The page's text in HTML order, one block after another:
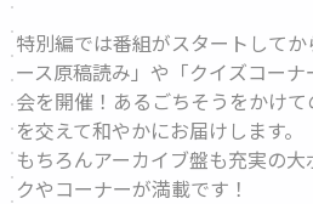
特別編では番組がスタートして
ース原稿読み」や「クイズコー
会を開催！あるごちそうをかけ
を交えて和やかにお届けします。
もちろんアーカイブ盤も充実の
クやコーナーが満載です！